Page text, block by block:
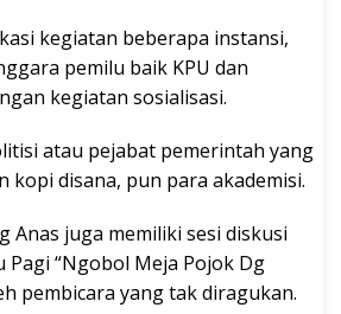
kegiatan beberapa instansi,
pemilu baik KPU dan
kegiatan sosialisasi.
atau pejabat pemerintah yang
kopi disana, pun para akademisi.
Anas juga memiliki sesi diskusi
Pagi “Ngobol Meja Pojok Dg
pembicara yang tak diragukan.